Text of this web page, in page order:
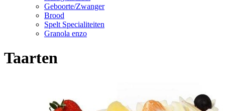
Geboorte/Zwanger
Brood
Spelt Specialiteiten
Granola enzo
Taarten